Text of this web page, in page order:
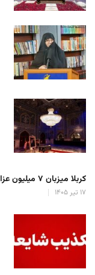
کربلا میزبان ۷ میلیون عزادار در تشییع پیکر قائد شهید امت
۱۷ تیر ۱۴۰۵